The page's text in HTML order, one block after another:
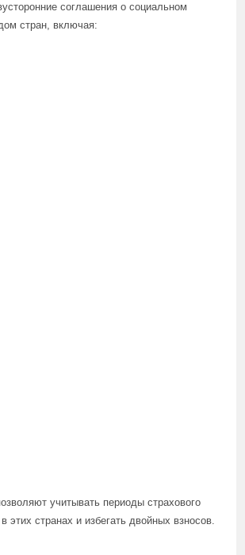
соглашения о социальном
стран, включая:
учитывать периоды страхового
этих странах и избегать двойных взносов.